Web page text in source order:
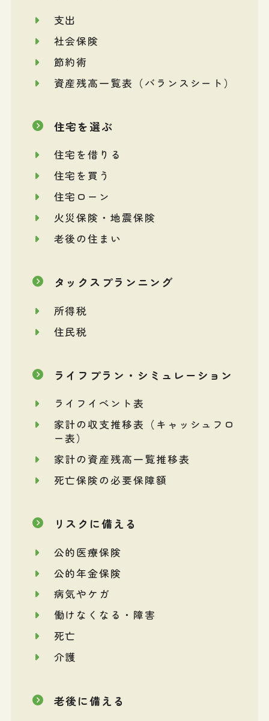
支出
社会保険
節約術
資産残高一覧表（バランスシート）
住宅を選ぶ
住宅を借りる
住宅を買う
住宅ローン
火災保険・地震保険
老後の住まい
タックスプランニング
所得税
住民税
ライフプラン・シミュレーション
ライフイベント表
家計の収支推移表（キャッシュフロ
ー表）
家計の資産残高一覧推移表
死亡保険の必要保障額
リスクに備える
公的医療保険
公的年金保険
病気やケガ
働けなくなる・障害
死亡
介護
老後に備える